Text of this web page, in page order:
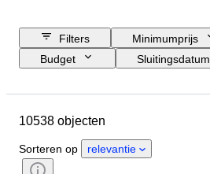
Filters
Minimumprijs
Budget
Sluitingsdatum
Land van herkomst
Geslacht
Conditie
Certificaat
10538 objecten
Sorteren op relevantie